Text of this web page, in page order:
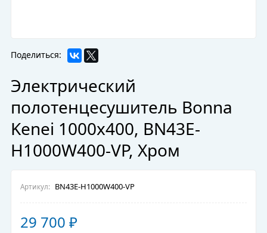
Поделиться:
Электрический
полотенцесушитель Bonna
Kenei 1000x400, BN43E-
H1000W400-VP, Хром
Артикул: BN43E-H1000W400-VP
29 700 ₽